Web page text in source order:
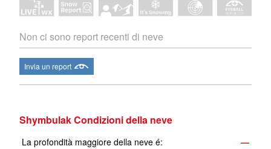
Non ci sono report recenti di neve
Invia un report
Shymbulak Condizioni della neve
La profondità maggiore della neve é:
—